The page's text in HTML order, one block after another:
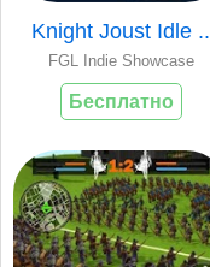
Knight Joust Idle ..
FGL Indie Showcase
Бесплатно